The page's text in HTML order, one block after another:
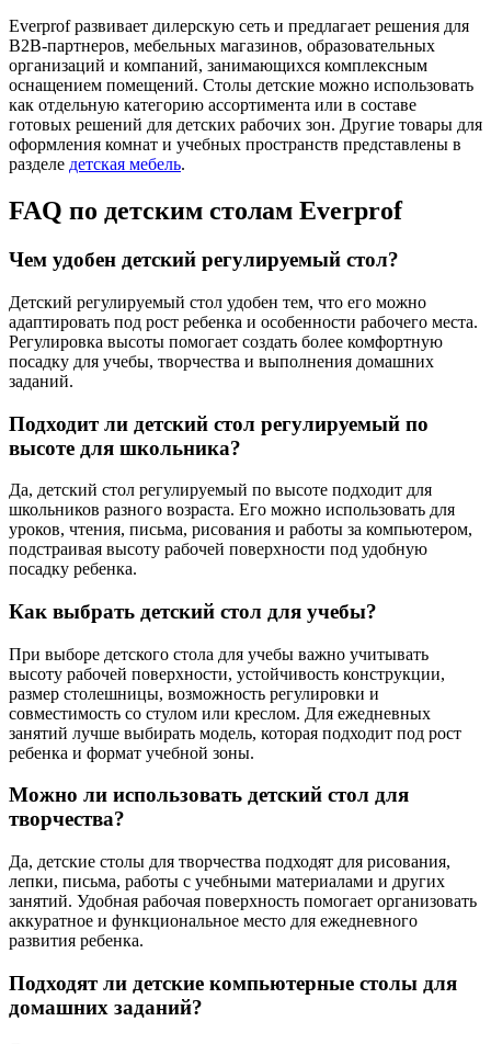
Everprof развивает дилерскую сеть и предлагает решения для
B2B-партнеров, мебельных магазинов, образовательных
организаций и компаний, занимающихся комплексным
оснащением помещений. Столы детские можно использовать
как отдельную категорию ассортимента или в составе
готовых решений для детских рабочих зон. Другие товары для
оформления комнат и учебных пространств представлены в
разделе детская мебель.
FAQ по детским столам Everprof
Чем удобен детский регулируемый стол?
Детский регулируемый стол удобен тем, что его можно
адаптировать под рост ребенка и особенности рабочего места.
Регулировка высоты помогает создать более комфортную
посадку для учебы, творчества и выполнения домашних
заданий.
Подходит ли детский стол регулируемый по
высоте для школьника?
Да, детский стол регулируемый по высоте подходит для
школьников разного возраста. Его можно использовать для
уроков, чтения, письма, рисования и работы за компьютером,
подстраивая высоту рабочей поверхности под удобную
посадку ребенка.
Как выбрать детский стол для учебы?
При выборе детского стола для учебы важно учитывать
высоту рабочей поверхности, устойчивость конструкции,
размер столешницы, возможность регулировки и
совместимость со стулом или креслом. Для ежедневных
занятий лучше выбирать модель, которая подходит под рост
ребенка и формат учебной зоны.
Можно ли использовать детский стол для
творчества?
Да, детские столы для творчества подходят для рисования,
лепки, письма, работы с учебными материалами и других
занятий. Удобная рабочая поверхность помогает организовать
аккуратное и функциональное место для ежедневного
развития ребенка.
Подходят ли детские компьютерные столы для
домашних заданий?